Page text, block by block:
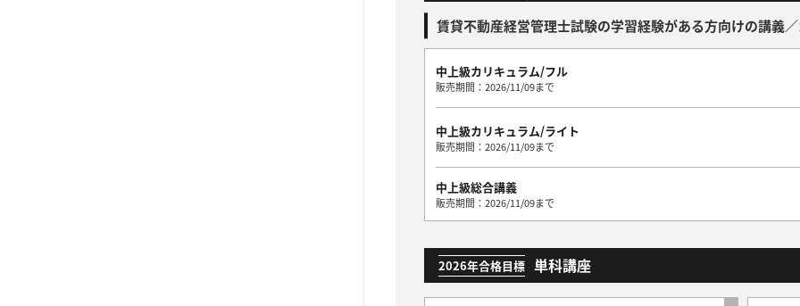
賃貸不動産経営管理士試験の学習経験がある方向けの講義
中上級カリキュラム/フル
販売期間：2026/11/09まで
中上級カリキュラム/ライト
販売期間：2026/11/09まで
中上級総合講義
販売期間：2026/11/09まで
2026年合格目標 単科講座